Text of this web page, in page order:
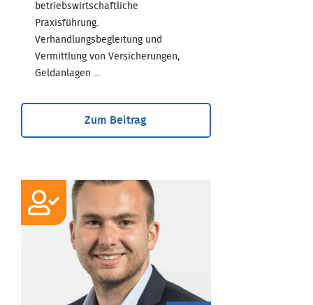
betriebswirtschaftliche
Praxisführung.
Verhandlungsbegleitung und
Vermittlung von Versicherungen,
Geldanlagen ...
Zum Beitrag